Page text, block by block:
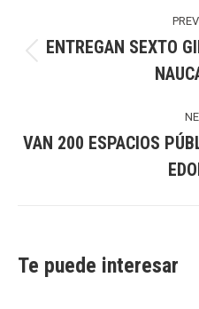
ENTREGAN SEXTO
VAN 200 ESPACIOS
Te puede interesar